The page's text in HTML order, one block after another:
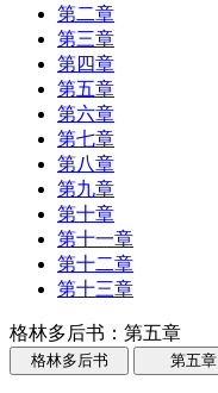
第二章
第三章
第四章
第五章
第六章
第七章
第八章
第九章
第十章
第十一章
第十二章
第十三章
格林多后书：第五章
格林多后书 第五章